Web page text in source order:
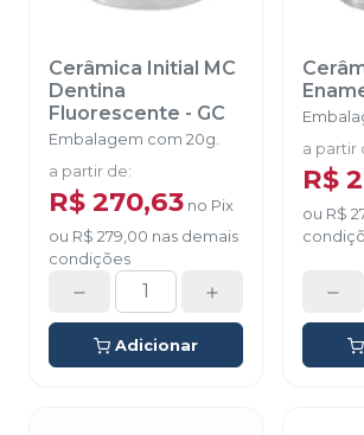
Cerâmica Initial MC
Dentina
Fluorescente - GC
Embalagem com 20g.
a partir de:
R$ 270,63 no Pix
ou R$ 279,00 nas demais
condições
Adicionar
a partir
R$
ou R$